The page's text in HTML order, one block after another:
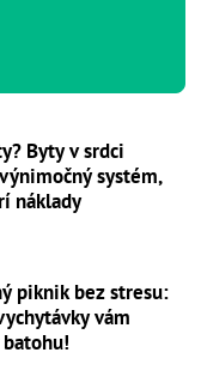
Byty v srdci
systém,
náklady
piknik bez stresu:
vám